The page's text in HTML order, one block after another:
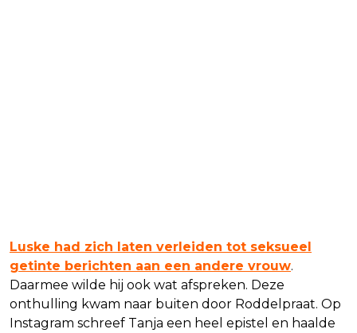
Luske had zich laten verleiden tot seksueel
getinte berichten aan een andere vrouw.
Daarmee wilde hij ook wat afspreken. Deze
onthulling kwam naar buiten door Roddelpraat. Op
Instagram schreef Tanja een heel epistel en haalde